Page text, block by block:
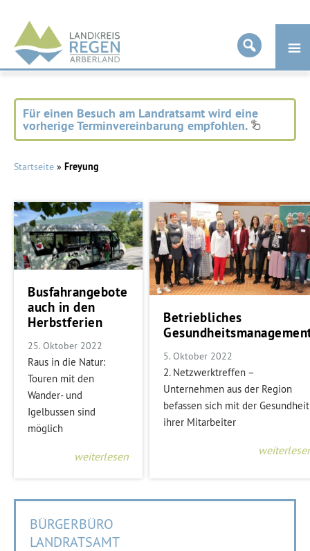
Landkreis
Regen
Für einen Besuch am Landratsamt wird eine
vorherige Terminvereinbarung empfohlen.
Startseite » Freyung
Busfahrangebote
auch in den
Herbstferien
25. Oktober 2022
Raus in die Natur:
Touren mit den
Wander- und
Igelbussen sind
möglich
weiterlesen
Betriebliches
5. Oktober 2022
2. Netzwerktreffen –
Unternehmen aus der Region
befassen sich mit der Gesundheit
ihrer Mitarbeiter
BÜRGERBÜRO
LANDRATSAMT